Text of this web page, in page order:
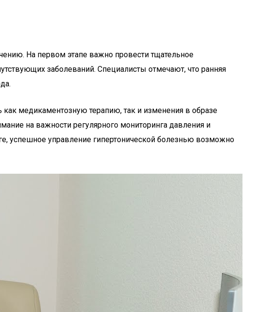
На первом этапе важно провести тщательное
заболеваний. Специалисты отмечают, что ранняя
медикаментозную терапию, так и изменения в образе
на важности регулярного мониторинга давления и
успешное управление гипертонической болезнью возможно